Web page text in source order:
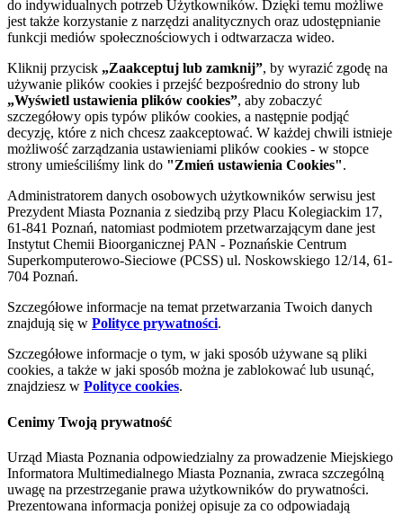
do indywidualnych potrzeb Użytkowników. Dzięki temu możliwe
jest także korzystanie z narzędzi analitycznych oraz udostępnianie
funkcji mediów społecznościowych i odtwarzacza wideo.
Kliknij przycisk „Zaakceptuj lub zamknij”, by wyrazić zgodę na
używanie plików cookies i przejść bezpośrednio do strony lub
„Wyświetl ustawienia plików cookies”, aby zobaczyć
szczegółowy opis typów plików cookies, a następnie podjąć
decyzję, które z nich chcesz zaakceptować. W każdej chwili istnieje
możliwość zarządzania ustawieniami plików cookies - w stopce
strony umieściliśmy link do "Zmień ustawienia Cookies".
Administratorem danych osobowych użytkowników serwisu jest
Prezydent Miasta Poznania z siedzibą przy Placu Kolegiackim 17,
61-841 Poznań, natomiast podmiotem przetwarzającym dane jest
Instytut Chemii Bioorganicznej PAN - Poznańskie Centrum
Superkomputerowo-Sieciowe (PCSS) ul. Noskowskiego 12/14, 61-
704 Poznań.
Szczegółowe informacje na temat przetwarzania Twoich danych
znajdują się w Polityce prywatności.
Szczegółowe informacje o tym, w jaki sposób używane są pliki
cookies, a także w jaki sposób można je zablokować lub usunąć,
znajdziesz w Polityce cookies.
Cenimy Twoją prywatność
Urząd Miasta Poznania odpowiedzialny za prowadzenie Miejskiego
Informatora Multimedialnego Miasta Poznania, zwraca szczególną
uwagę na przestrzeganie prawa użytkowników do prywatności.
Prezentowana informacja poniżej opisuje za co odpowiadają